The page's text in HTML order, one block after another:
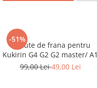
-51%
Placute de frana pentru
Kukirin G4 G2 G2 master/ A1
99,00 Lei49,00 Lei